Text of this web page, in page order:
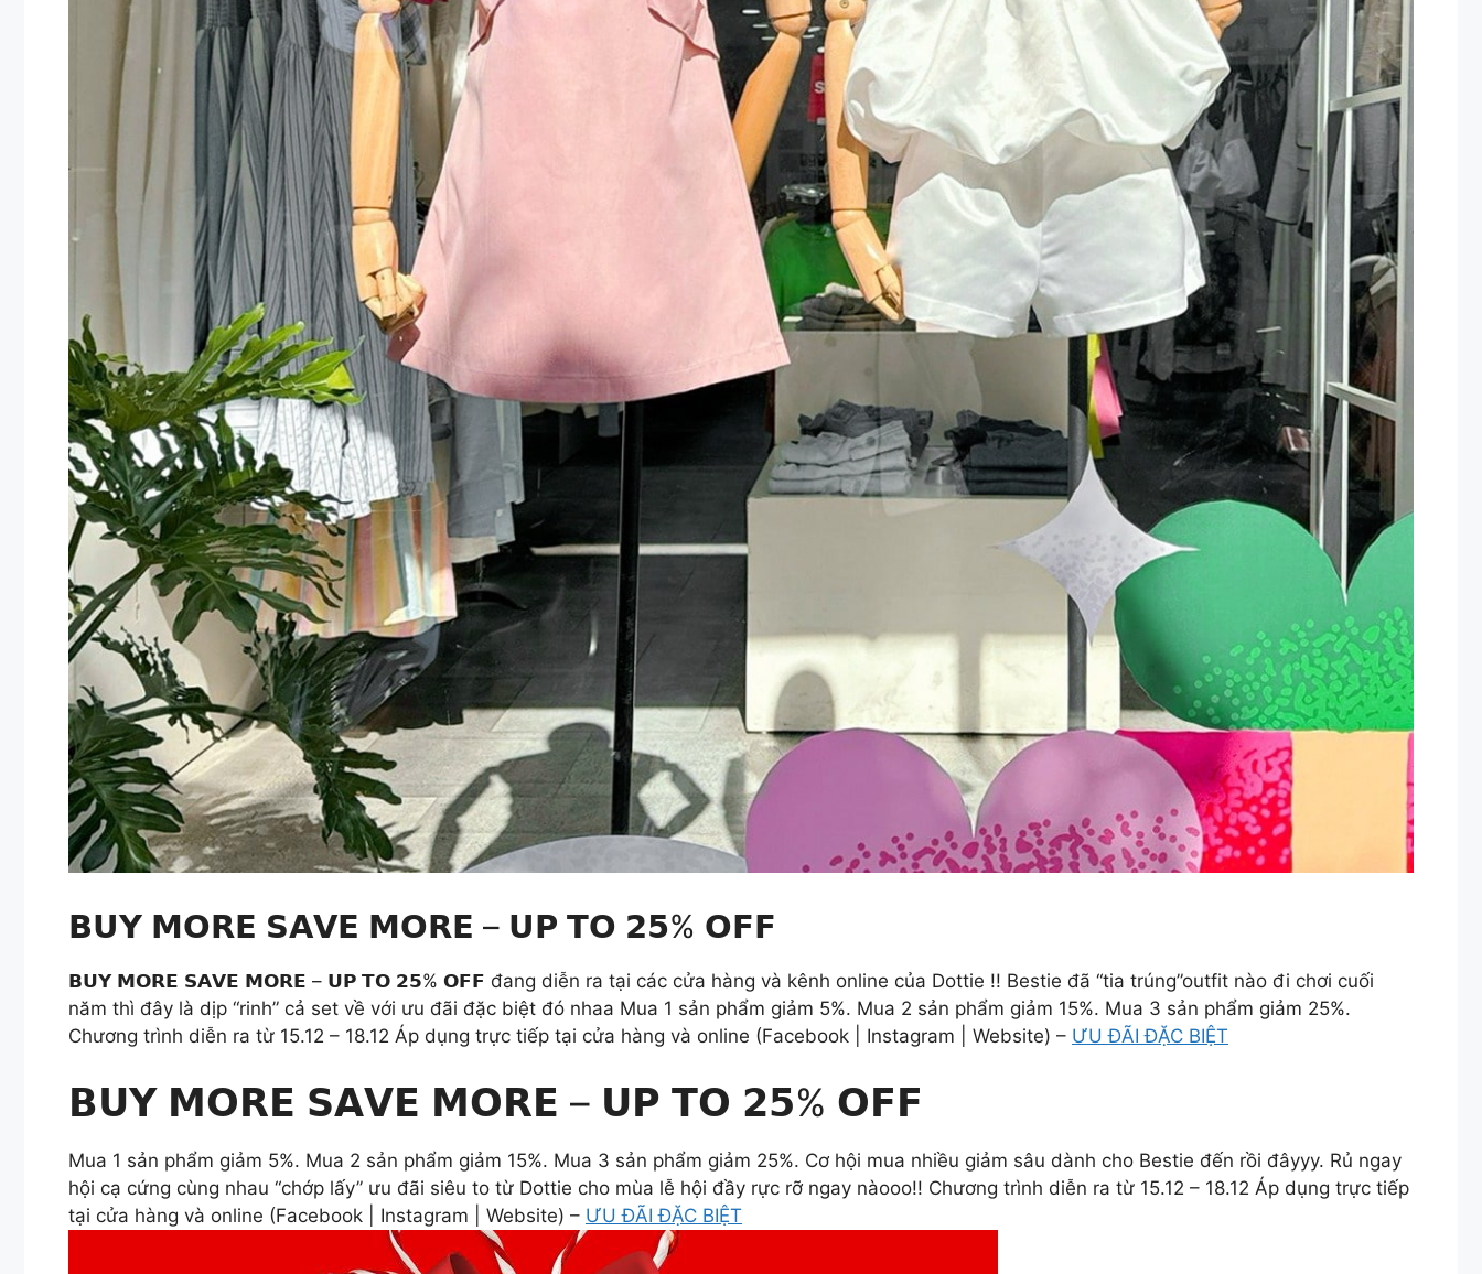
𝗕𝗨𝗬 𝗠𝗢𝗥𝗘 𝗦𝗔𝗩𝗘 𝗠𝗢𝗥𝗘 – 𝗨𝗣 𝗧𝗢 𝟮𝟱% 𝗢𝗙𝗙
𝗕𝗨𝗬 𝗠𝗢𝗥𝗘 𝗦𝗔𝗩𝗘 𝗠𝗢𝗥𝗘 – 𝗨𝗣 𝗧𝗢 𝟮𝟱% 𝗢𝗙𝗙 đang diễn ra tại các cửa hàng và kênh online của Dottie !! Bestie đã “tia trúng”outfit nào đi chơi cuối
năm thì đây là dịp “rinh” cả set về với ưu đãi đặc biệt đó nhaa Mua 1 sản phẩm giảm 5%. Mua 2 sản phẩm giảm 15%. Mua 3 sản phẩm giảm 25%.
Chương trình diễn ra từ 15.12 – 18.12 Áp dụng trực tiếp tại cửa hàng và online (Facebook | Instagram | Website) – ƯU ĐÃI ĐẶC BIỆT
𝗕𝗨𝗬 𝗠𝗢𝗥𝗘 𝗦𝗔𝗩𝗘 𝗠𝗢𝗥𝗘 – 𝗨𝗣 𝗧𝗢 𝟮𝟱% 𝗢𝗙𝗙
Mua 1 sản phẩm giảm 5%. Mua 2 sản phẩm giảm 15%. Mua 3 sản phẩm giảm 25%. Cơ hội mua nhiều giảm sâu dành cho Bestie đến rồi đâyyy. Rủ ngay
hội cạ cứng cùng nhau “chớp lấy” ưu đãi siêu to từ Dottie cho mùa lễ hội đầy rực rỡ ngay nàooo!! Chương trình diễn ra từ 15.12 – 18.12 Áp dụng trực tiếp
tại cửa hàng và online (Facebook | Instagram | Website) – ƯU ĐÃI ĐẶC BIỆT